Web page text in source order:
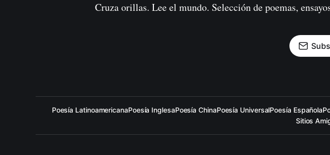
Cruza orillas. Lee el mundo. Selección de poemas,
Poesía LatinoamericanaPoesía InglesaPoesía ChinaPoesía UniversalPoesía Española
Sitios